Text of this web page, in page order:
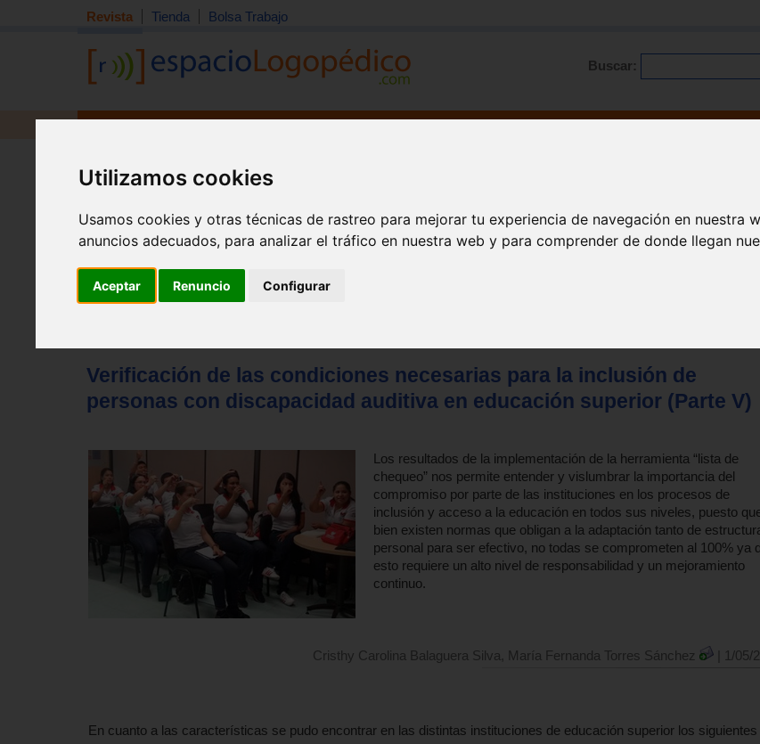
Utilizamos cookies
Usamos cookies y otras técnicas de rastreo para mejorar tu experiencia de navegación en nuestra
anuncios adecuados, para analizar el tráfico en nuestra web y para comprender de donde llegan
Aceptar Renuncio Configurar
Revista Tienda Bolsa Trabajo
Buscar:
Inicio>Revista
Verificación de las condiciones necesarias para la inclusión de
personas con discapacidad auditiva en educación superior (Parte V)
Los resultados de la implementación de la herramienta “lista de
chequeo” nos permite entender y vislumbrar la importancia del
compromiso por parte de las instituciones en los procesos de
inclusión y acceso a la educación en todos sus niveles, puesto
bien existen normas que obligan a la adaptación tanto de
personal para ser efectivo, no todas se comprometen al 100% ya
esto requiere un alto nivel de responsabilidad y un mejoramiento
continuo.
Cristhy Carolina Balaguera Silva, María Fernanda Torres Sánchez | 1/05/
En cuanto a las características se pudo encontrar en las distintas instituciones de educación superior los siguientes